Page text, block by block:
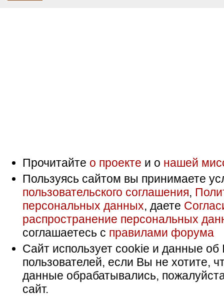
Прочитайте о проекте и о нашей
Пользуясь сайтом вы принимаете
пользовательского соглашения,
персональных данных, даете
распространение персональных
соглашаетесь с правилами форума
Сайт использует cookie и данные об
пользователей, если Вы не хотите,
данные обрабатывались,
сайт.